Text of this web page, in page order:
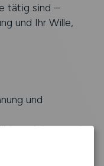
tätig sind –
und Ihr Wille,
und
sichere und